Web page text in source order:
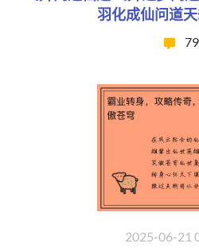
羽化成仙问道
2025-06-21